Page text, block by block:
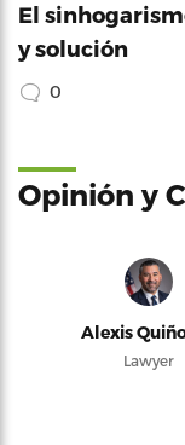
El
y solución
0
Opinión y
Alexis
Lawyer